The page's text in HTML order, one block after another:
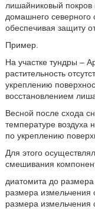
лишайниковый покров
домашнего
обеспечивая защиту
Пример.
На участке тундры –
растительность
укреплению
восстановлением
Весной после схода
температуре воздуха
по укреплению
Для этого
смешивания
диатомита до
размера
размера